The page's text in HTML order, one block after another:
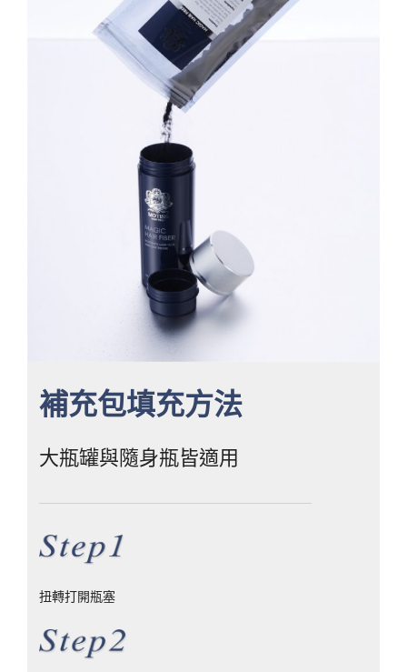
補充包填充方法
大瓶罐與隨身瓶皆適用
扭轉打開瓶塞